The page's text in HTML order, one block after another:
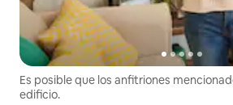
Es posible que los anfitriones
edificio.